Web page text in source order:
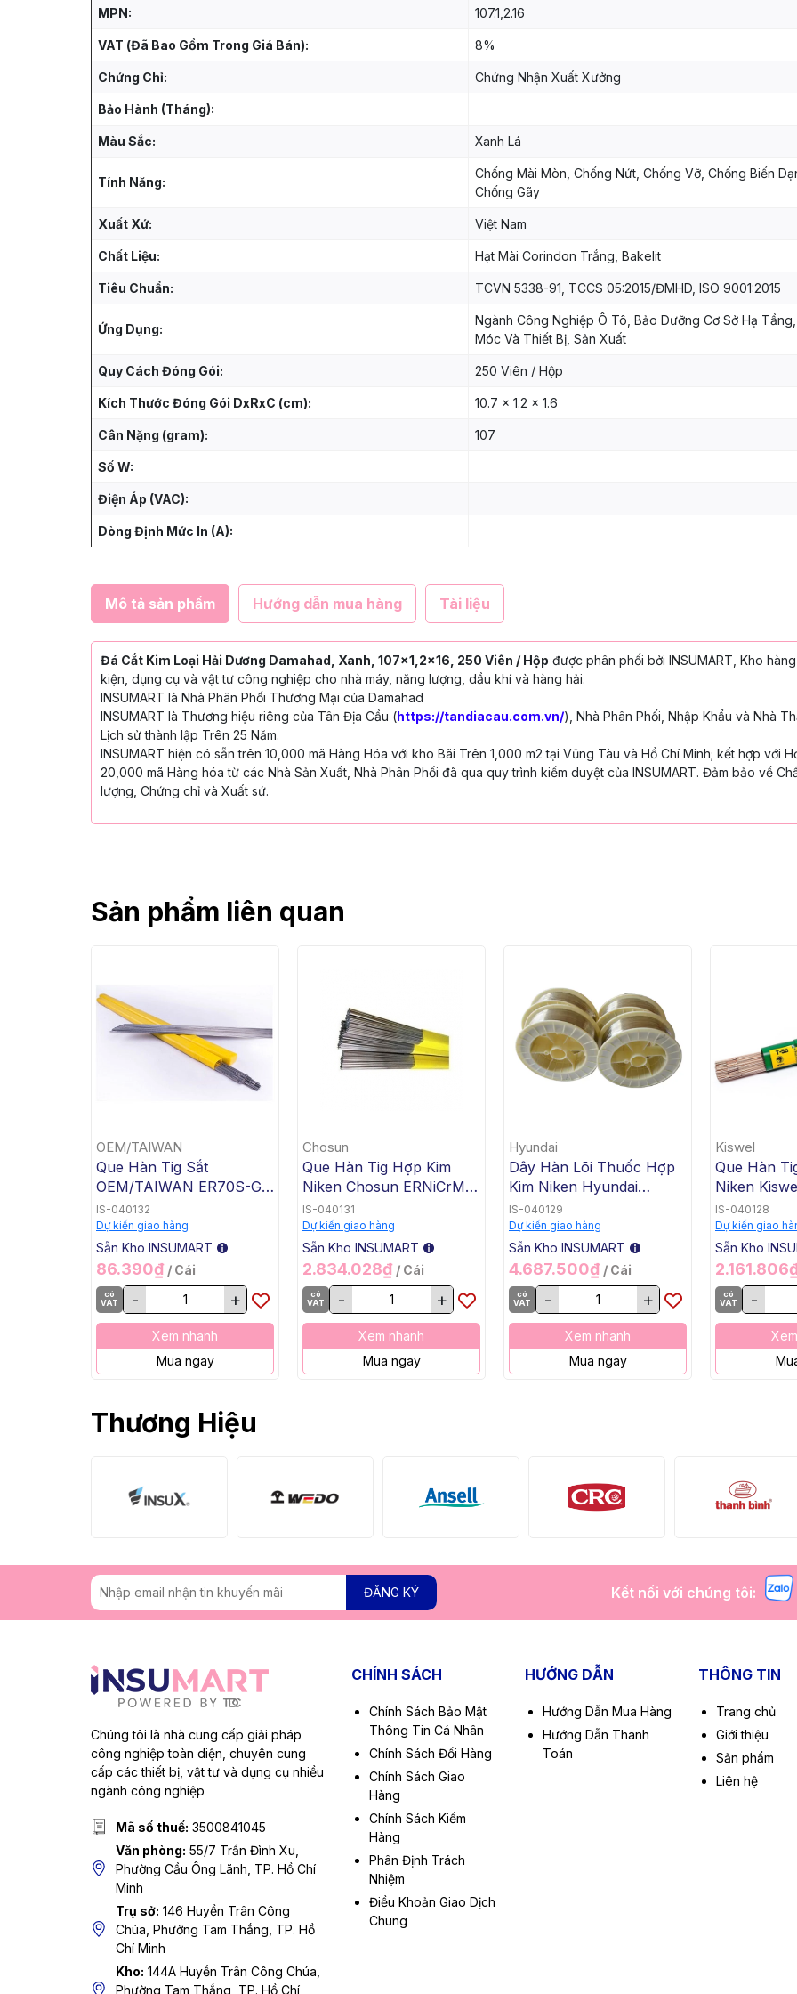
MPN: 107.1,2.16
VAT (Đã Bao Gồm Trong Giá Bán): 8%
Chứng Chỉ: Chứng Nhận Xuất Xưởng
Bảo Hành (Tháng):
Màu Sắc: Xanh Lá
Tính Năng:
Chống Mài Mòn, Chống Nứt, Chống Vỡ, Chống Biến
Chống Gãy
Xuất Xứ: Việt Nam
Chất Liệu: Hạt Mài Corindon Trắng, Bakelit
Tiêu Chuẩn: TCVN 5338-91, TCCS 05:2015/ĐMHD, ISO 9001:2015
Ứng Dụng:
Ngành Công Nghiệp Ô Tô, Bảo Dưỡng Cơ Sở Hạ
Móc Và Thiết Bị, Sản Xuất
Quy Cách Đóng Gói: 250 Viên / Hộp
Kích Thước Đóng Gói DxRxC (cm): 10.7 x 1.2 x 1.6
Cân Nặng (gram): 107
Số W:
Điện Áp (VAC):
Dòng Định Mức In (A):
Mô tả sản phẩm Hướng dẫn mua hàng Tài liệu
Đá Cắt Kim Loại Hải Dương Damahad, Xanh, 107x1,2x16, 250 Viên / Hộp được phân phối bởi INSUMART, Kho
kiện, dụng cụ và vật tư công nghiệp cho nhà máy, năng lượng, dầu khí và hàng hải.
INSUMART là Nhà Phân Phối Thương Mại của Damahad
INSUMART là Thương hiệu riêng của Tân Địa Cầu (https://tandiacau.com.vn/), Nhà Phân Phối, Nhập Khẩu và Nhà
Lịch sử thành lập Trên 25 Năm.
INSUMART hiện có sẵn trên 10,000 mã Hàng Hóa với kho Bãi Trên 1,000 m2 tại Vũng Tàu và Hồ Chí Minh; kết hợp với
20,000 mã Hàng hóa từ các Nhà Sản Xuất, Nhà Phân Phối đã qua quy trình kiểm duyệt của INSUMART. Đảm bảo về
lượng, Chứng chỉ và Xuất sứ.
Sản phẩm liên quan
OEM/TAIWAN
Que Hàn Tig Sắt
OEM/TAIWAN ER70S-G
TG-50, 1.6x1000mm, 5 Kg
/ Hộp, 20 Kg / Thùng
IS-040132
Dự kiến giao hàng
Sẵn Kho INSUMART
86.390₫ / Cái
có
VAT
- +
Xem nhanh
Mua ngay
Chosun
Que Hàn Tig Hợp Kim
Niken Chosun ERNiCrMo-
3 TGC-625, 2.4x1000mm,
5 Kg / Hộp, 20 Kg /
Thùng
IS-040131
Dự kiến giao hàng
Sẵn Kho INSUMART
2.834.028₫ / Cái
có
VAT
- +
Xem nhanh
Mua ngay
Hyundai
Dây Hàn Lõi Thuốc Hợp
Kim Niken Hyundai
ENiCrMo-3 T1-1/4 SW-
625, 1.2mm, 15 Kg / Cuộn
IS-040129
Dự kiến giao hàng
Sẵn Kho INSUMART
4.687.500₫ / Cái
có
VAT
- +
Xem nhanh
Mua ngay
Kiswel
Que Hàn
Niken
KW-T82,
Kg / Hộp,
IS-040128
Dự kiến giao
Sẵn Kho
có
VAT
-
Thương Hiệu
ĐĂNG KÝ Kết nối với chúng tôi:
Chúng tôi là nhà cung cấp giải pháp
công nghiệp toàn diện, chuyên cung
cấp các thiết bị, vật tư và dụng cụ nhiều
ngành công nghiệp
Mã số thuế: 3500841045
Văn phòng: 55/7 Trần Đình Xu,
Phường Cầu Ông Lãnh, TP. Hồ Chí
Minh
Trụ sở: 146 Huyền Trân Công
Chúa, Phường Tam Thắng, TP. Hồ
Chí Minh
Kho: 144A Huyền Trân Công Chúa,
Phường Tam Thắng, TP. Hồ Chí
CHÍNH SÁCH
Chính Sách Bảo Mật
Thông Tin Cá Nhân
Chính Sách Đổi Hàng
Chính Sách Giao
Hàng
Chính Sách Kiểm
Hàng
Phân Định Trách
Nhiệm
Điều Khoản Giao Dịch
Chung
HƯỚNG DẪN
Hướng Dẫn Mua Hàng
Hướng Dẫn Thanh
Toán
THÔNG TIN
Trang chủ
Giới thiệu
Sản phẩm
Liên hệ